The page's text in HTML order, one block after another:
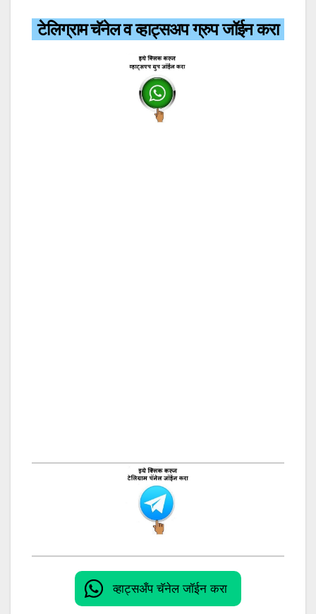
टेलिग्राम चॅनेल व व्हाट्सअप ग्रुप जॉईन करा
व्हाट्सअँप चॅनेल जॉईन करा